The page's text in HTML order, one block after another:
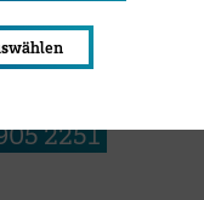
Andrea Dung
und
2251